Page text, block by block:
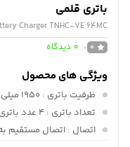
باتری قلمی
Charger TNHC-VE 64MC
0
0 دیدگاه
ویژگی های محصول
ظرفیت باتری : 1950 میلی آمپر
تعداد باتری : 4 عدد باتری قلمی
اتصال : اتصال مستقیم